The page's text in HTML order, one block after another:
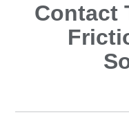
Contact